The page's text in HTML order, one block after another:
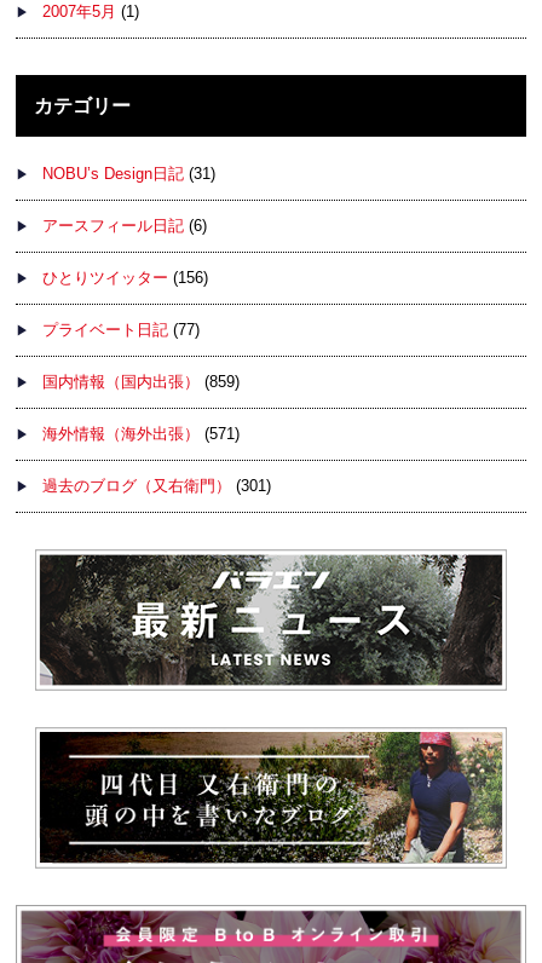
2007年5月 (1)
カテゴリー
NOBU’s Design日記 (31)
アースフィール日記 (6)
ひとりツイッター (156)
プライベート日記 (77)
国内情報（国内出張） (859)
海外情報（海外出張） (571)
過去のブログ（又右衛門） (301)